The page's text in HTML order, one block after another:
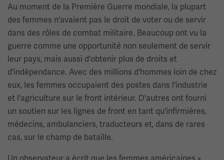
Au moment de la Première Guerre mondiale, la plupart
des femmes n'avaient pas le droit de voter ou de servir
dans des rôles de combat militaire. Beaucoup ont vu la
guerre comme une opportunité non seulement de servir
leur pays, mais aussi d'obtenir plus de droits et
d'indépendance. Avec des millions d'hommes loin de chez
eux, les femmes occupaient des postes dans l'industrie
et l'agriculture sur le front intérieur. D'autres ont fourni
un soutien sur les lignes de front en tant qu'infirmières,
médecins, ambulanciers, traducteurs et, dans de rares
cas, sur le champ de bataille.